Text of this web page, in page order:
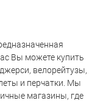
Вы можете купить
велорейтузы,
и перчатки. Мы
магазины, где